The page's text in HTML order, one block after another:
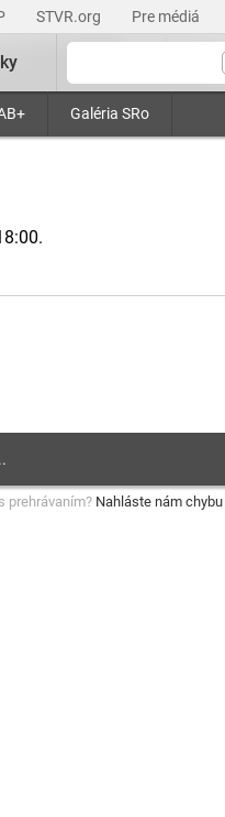
STVR.org Pre médiá
Galéria SRo
prehrávaním? Nahláste nám chybu